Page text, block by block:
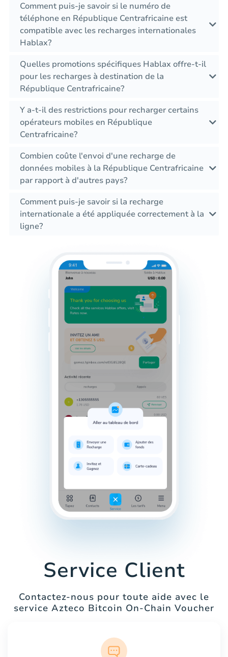
Comment puis-je savoir si le numéro de
téléphone en République Centrafricaine est
compatible avec les recharges internationales
Hablax?
Quelles promotions spécifiques Hablax offre-t-il
pour les recharges à destination de la
République Centrafricaine?
Y a-t-il des restrictions pour recharger certains
opérateurs mobiles en République
Centrafricaine?
Combien coûte l'envoi d'une recharge de
données mobiles à la République Centrafricaine
par rapport à d'autres pays?
Comment puis-je savoir si la recharge
internationale a été appliquée correctement à la
ligne?
Service Client
Contactez-nous pour toute aide avec le
service Azteco Bitcoin On-Chain Voucher